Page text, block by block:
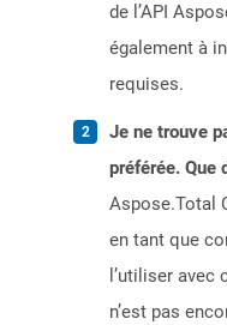
de l’API
également à
requises.
Je ne trouve
préférée. Que
Aspose.Total
en tant que
l’utiliser avec
n’est pas